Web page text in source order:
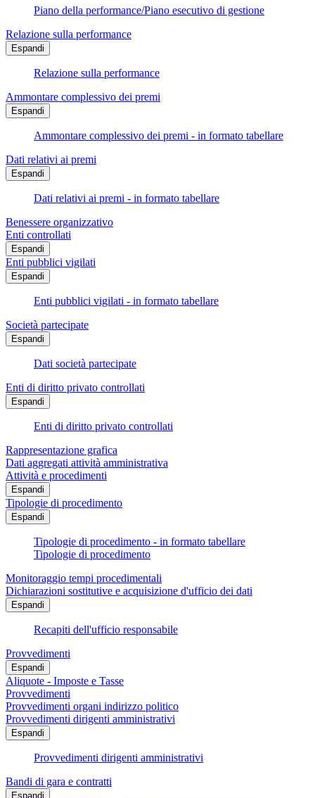
Piano della performance/Piano esecutivo di gestione
Relazione sulla performance
Espandi
Relazione sulla performance
Ammontare complessivo dei premi
Espandi
Ammontare complessivo dei premi - in formato tabellare
Dati relativi ai premi
Espandi
Dati relativi ai premi - in formato tabellare
Benessere organizzativo
Enti controllati
Espandi
Enti pubblici vigilati
Espandi
Enti pubblici vigilati - in formato tabellare
Società partecipate
Espandi
Dati società partecipate
Enti di diritto privato controllati
Espandi
Enti di diritto privato controllati
Rappresentazione grafica
Dati aggregati attività amministrativa
Attività e procedimenti
Espandi
Tipologie di procedimento
Espandi
Tipologie di procedimento - in formato tabellare
Tipologie di procedimento
Monitoraggio tempi procedimentali
Dichiarazioni sostitutive e acquisizione d'ufficio dei dati
Espandi
Recapiti dell'ufficio responsabile
Provvedimenti
Espandi
Aliquote - Imposte e Tasse
Provvedimenti
Provvedimenti organi indirizzo politico
Provvedimenti dirigenti amministrativi
Espandi
Provvedimenti dirigenti amministrativi
Bandi di gara e contratti
Espandi